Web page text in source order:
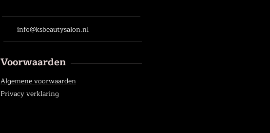
info@ksbeautysalon.nl
Voorwaarden
Algemene voorwaarden
Privacy verklaring